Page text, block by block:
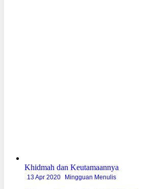
Khidmah dan Keutamaannya
13 Apr 2020 Mingguan Menulis